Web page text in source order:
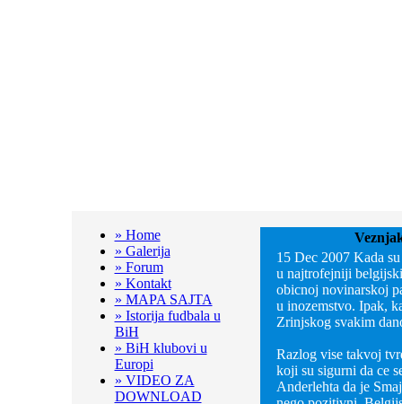
» Home
» Galerija
» Forum
» Kontakt
» MAPA SAJTA
» Istorija fudbala u
BiH
» BiH klubovi u
Europi
» VIDEO ZA
DOWNLOAD
15 Dec 2007 Kada
u najtrofejniji
obicnoj novinarskoj
u inozemstvo. Ipak,
Zrinjskog svakim
Razlog vise takvoj
koji su sigurni da ce
Anderlehta da je